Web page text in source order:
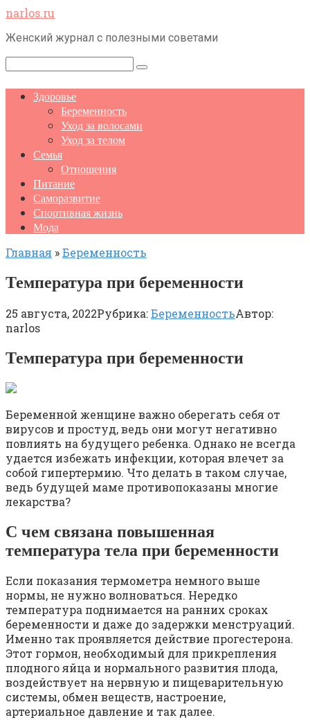
Перейти
контенту
narlos.ru
Женский журнал с полезными советами
Поиск:
Здоровье
Беременность
Уход за волосами
Уход за телом
Семья
Отношения
Питание
Саморазвитие
Спортивная жизнь
Мода
Главная »Беременность
Температура при беременности
25 августа, 2022Рубрика:БеременностьАвтор:
narlos
Температура при беременности
Беременной женщине важно оберегать себя от
вирусов и простуд, ведь они могут негативно
повлиять на будущего ребенка. Однако не всегда
удается избежать инфекции, которая влечет за
собой гипертермию. Что делать в таком случае,
ведь будущей маме противопоказаны многие
лекарства?
С чем связана повышенная
температура тела при беременности
Если показания термометра немного выше
нормы, не нужно волноваться. Нередко
температура поднимается на ранних сроках
беременности и даже до задержки менструаций.
Именно так проявляется действие прогестерона.
Этот гормон, необходимый для прикрепления
плодного яйца и нормального развития плода,
воздействует на нервную и пищеварительную
системы, обмен веществ, настроение,
артериальное давление и так далее.